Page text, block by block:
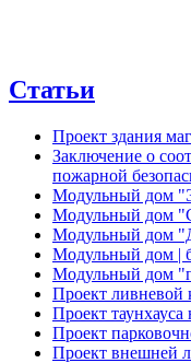
Статьи
Проект здания
Заключение о
пожарной
Модульный дом
Модульный дом
Модульный дом
Модульный дом |
Модульный дом
Проект ливневой
Проект таунхауса
Проект
Проект внешней